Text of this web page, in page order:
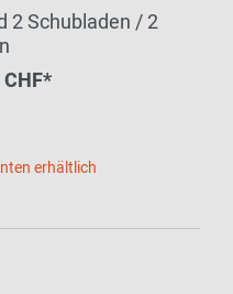
2 Schubladen / 2
erhältlich